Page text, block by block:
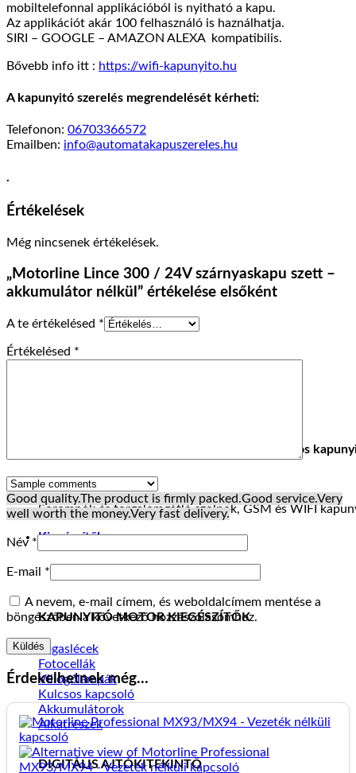
Beléptetőrendszerek, sorompók mobiltelefonos
Sorompók és forgalomgátló szolpok, GSM és WIFI
Kiegészítők
KAPUNYITÓ MOTOR KIEGÉSZÍTŐK
Fogaslécek
Fotocellák
Villogólámpák
Kulcsos kapcsoló
Akkumulátorok
Alkatrészek
DIGITÁLIS AJTÓKITEKINTŐ
mobiltelefonnal applikációból is nyitható a kapu.
Az applikációt akár 100 felhasználó is haználhatja.
SIRI – GOOGLE – AMAZON ALEXA kompatibilis.
Bővebb info itt : https://wifi-kapunyito.hu
A kapunyitó szerelés megrendelését kérheti:
Telefonon: 06703366572
Emailben: info@automatakapuszereles.hu
.
Értékelések
Még nincsenek értékelések.
„Motorline Lince 300 / 24V szárnyaskapu szett –
akkumulátor nélkül” értékelése elsőként
A te értékelésed *
Értékelésed *
Good quality.The product is firmly packed.Good service.Very
well worth the money.Very fast delivery.
Név *
E-mail *
A nevem, e-mail címem, és weboldalcímem mentése a
böngészőben a következő hozzászólásomhoz.
Érdekelhetnek még…